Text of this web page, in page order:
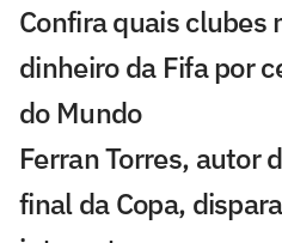
Confira quais clubes
dinheiro da Fifa por
do Mundo
Ferran Torres, autor
final da Copa,